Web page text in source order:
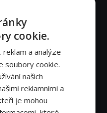
cookie.
reklam a analýze
soubory cookie.
našich
reklamními a
je mohou